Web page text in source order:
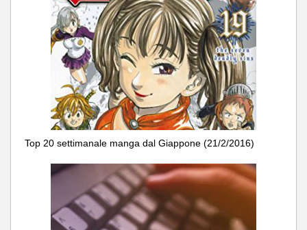
Top 20 settimanale manga dal Giappone (21/2/2016)